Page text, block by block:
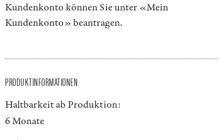
Kundenkonto können Sie unter «Mein
Kundenkonto»beantragen.
PRODUKTINFORMATIONEN
Haltbarkeit ab Produktion:
6 Monate